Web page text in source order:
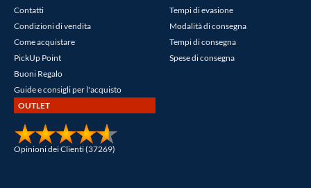
Contatti
Condizioni di vendita
Come acquistare
PickUp Point
Buoni Regalo
Guide e consigli per l'acquisto
OUTLET
Opinioni dei Clienti (37269)
Tempi di evasione
Modalità di consegna
Tempi di consegna
Spese di consegna